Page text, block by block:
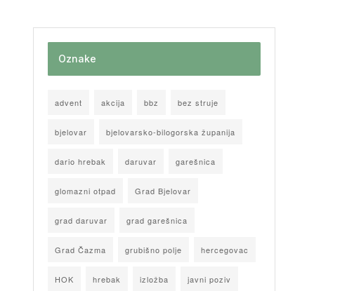
Oznake
advent akcija bbz bez struje
bjelovar bjelovarsko-bilogorska županija
dario hrebak daruvar garešnica
glomazni otpad Grad Bjelovar
grad daruvar grad garešnica
Grad Čazma grubišno polje hercegovac
HOK hrebak izložba javni poziv